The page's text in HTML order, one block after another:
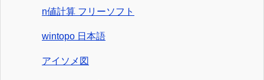
n値計算 フリーソフト
wintopo 日本語
アイソメ図